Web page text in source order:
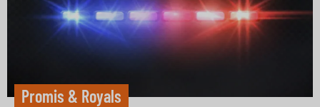
Promis & Royals